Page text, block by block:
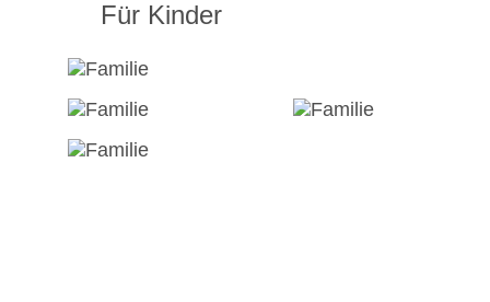
Für Kinder